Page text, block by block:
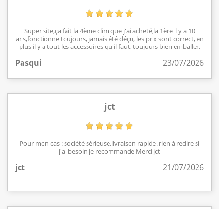
Super site,ça fait la 4ème clim que j'ai acheté,la 1ère il y a 10
ans,fonctionne toujours, jamais été déçu, les prix sont correct, en
plus il y a tout les accessoires qu'il faut, toujours bien emballer.
Pasqui 23/07/2026
jct
Pour mon cas : société sérieuse,livraison rapide ,rien à redire si
j'ai besoin je recommande Merci jct
jct 21/07/2026